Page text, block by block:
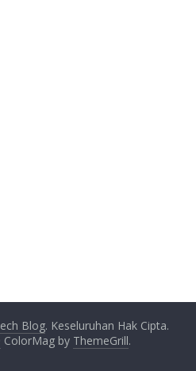
Blog. Keseluruhan Hak Cipta.
ColorMag by ThemeGrill.